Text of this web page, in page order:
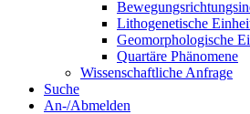
Lithogenetische
Geomorphologische
Quartäre Phänomene
Wissenschaftliche Anfrage
Suche
An-/Abmelden